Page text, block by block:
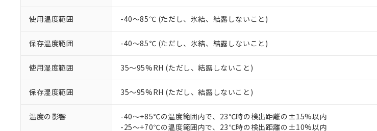
使用温度範囲 -40～85℃ (ただし、氷結、結露しないこと)
保存温度範囲 -40～85℃ (ただし、氷結、結露しないこと)
使用湿度範囲 35～95%RH (ただし、結露しないこと)
保存湿度範囲 35～95%RH (ただし、結露しないこと)
温度の影響
-40～+85℃の温度範囲内で、23℃時の検出距離の±15%以内
-25～+70℃の温度範囲内で、23℃時の検出距離の±10%以内
のであり、閲覧された時点での実際の在庫および標準価
い。
正式な納期状況および標準価格はお客様のお取引先、ま
当社販売員にご相談ください。
オムロン制御機器販売店や当社販売拠点は「販売ネット
在庫状況および標準価格結果を当社の事前の承諾なく第
す。
ている必要があります。
お客様が当ウェブサイト上で当社にご登録された部品リ
が、当社の製品・サービスに関するお客様との取引・商
さい。
但し、RoHS指令で産業用監視および制御機器に対する適用除外項目は除く。
※2 対応予定月
部品在庫の切り替え状況などにより、予定月が前後することが
※3 非含有証明書ダウンロード
下記の非含有証明書をダウンロードすることができます。
DBP(フタル酸ジブチル) : 1000ppm、 DIBP(フタル酸ジイソブチル) : 1000ppm、
※2 環境保護使用期限
「ｅ」：有害物質（10物質）のすべてが基準値以下であること
「10」：通常の使用状況下において有害物質が外部に漏えいし
味します。
当社は貴社製品を、核兵器、ミサイル、化学兵器、生物
置等に一切使用いたしません。
当社は、貴社製品を第三者に販売する場合は、上記1、2
また当社は、販売先および販売に係わる関係者が違法に
たしません。
合意する
○ 一定数以上の在庫あり
△ 一定数には満たないが在庫あり
－
在庫なし(最新の在庫状況については、お客様のお取
機器販売店・当社販売員にご確認ください)
空
白
受注生産機種、また在庫状況の情報を公開していな